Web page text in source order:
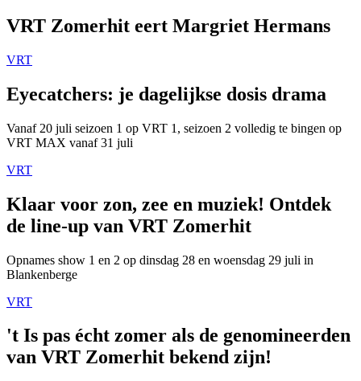
VRT Zomerhit eert Margriet Hermans
VRT
Eyecatchers: je dagelijkse dosis drama
Vanaf 20 juli seizoen 1 op VRT 1, seizoen 2 volledig te bingen op
VRT MAX vanaf 31 juli
VRT
Klaar voor zon, zee en muziek! Ontdek
de line-up van VRT Zomerhit
Opnames show 1 en 2 op dinsdag 28 en woensdag 29 juli in
Blankenberge
VRT
't Is pas écht zomer als de genomineerden
van VRT Zomerhit bekend zijn!